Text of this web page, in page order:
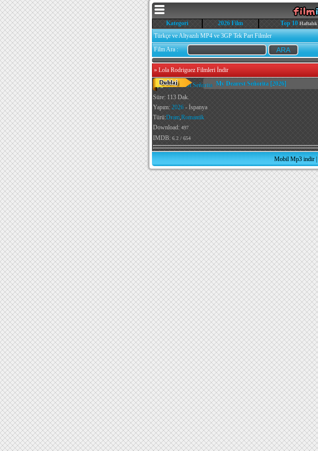
Kategori 2026 Film Top 10 Haftalık
Türkçe ve Altyazılı MP4 ve 3GP Tek Part Filmler
Film Ara :
» Lola Rodriguez Filmleri İndir
My Dearest Señorita [2026]
Süre: 113 Dak.
Yapım: 2026 - İspanya
Türü:Dram,Romantik
Download: 497
IMDB: 6.2 / 654
Mobil Mp3 indir|